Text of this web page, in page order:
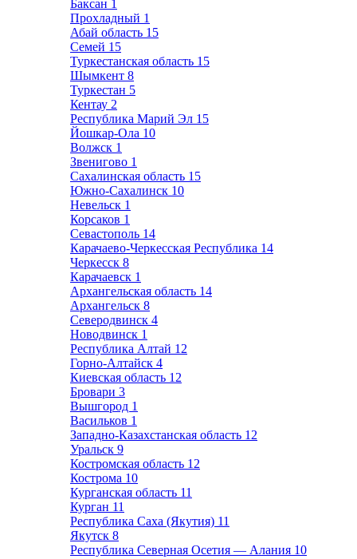
Баксан 1
Прохладный 1
Абай область 15
Семей 15
Туркестанская область 15
Шымкент 8
Туркестан 5
Кентау 2
Республика Марий Эл 15
Йошкар-Ола 10
Волжск 1
Звенигово 1
Сахалинская область 15
Южно-Сахалинск 10
Невельск 1
Корсаков 1
Севастополь 14
Карачаево-Черкесская Республика 14
Черкесск 8
Карачаевск 1
Архангельская область 14
Архангельск 8
Северодвинск 4
Новодвинск 1
Республика Алтай 12
Горно-Алтайск 4
Киевская область 12
Бровари 3
Вышгород 1
Васильков 1
Западно-Казахстанская область 12
Уральск 9
Костромская область 12
Кострома 10
Курганская область 11
Курган 11
Республика Саха (Якутия) 11
Якутск 8
Республика Северная Осетия — Алания 10